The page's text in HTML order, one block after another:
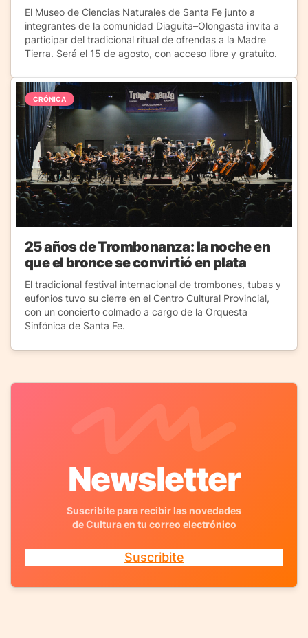
El Museo de Ciencias Naturales de Santa Fe junto a
integrantes de la comunidad Diaguita–Olongasta invita a
participar del tradicional ritual de ofrendas a la Madre
Tierra. Será el 15 de agosto, con acceso libre y gratuito.
CRÓNICA
25 años de Trombonanza: la noche en
que el bronce se convirtió en plata
El tradicional festival internacional de trombones, tubas y
eufonios tuvo su cierre en el Centro Cultural Provincial,
con un concierto colmado a cargo de la Orquesta
Sinfónica de Santa Fe.
Newsletter
Suscribite para recibir las novedades
de Cultura en tu correo electrónico
Suscribite